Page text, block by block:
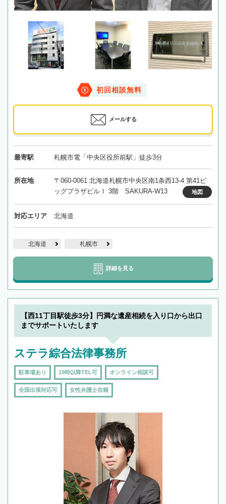
初回相談無料
メールする
最寄駅 札幌市電「中央区役所前駅」徒歩3分
所在地
〒060-0061 北海道札幌市中央区南1条西13-4 第41ビ
ッグプラザビルⅠ 3階 SAKURA-W13
地図
対応エリア 北海道
北海道 札幌市
詳細を見る
【西11丁目駅徒歩3分】円満な遺産相続を入り口から出口
までサポートいたします
ステラ綜合法律事務所
駐車場あり 19時以降TEL可 オンライン相談可
全国出張対応可 女性弁護士在籍